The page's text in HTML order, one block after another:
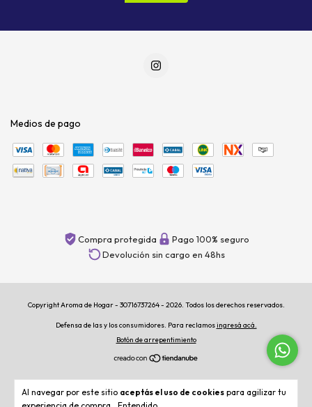
Al navegar por este sitio aceptás el uso de cookies para agilizar tu
Medios de pago
Compra protegida
Pago 100% seguro
Devolución sin cargo en 48hs
Copyright Aroma de Hogar - 30716737264 - 2026. Todos los derechos reservados.
Defensa de las y los consumidores. Para reclamosingresá acá.
Botón de arrepentimiento